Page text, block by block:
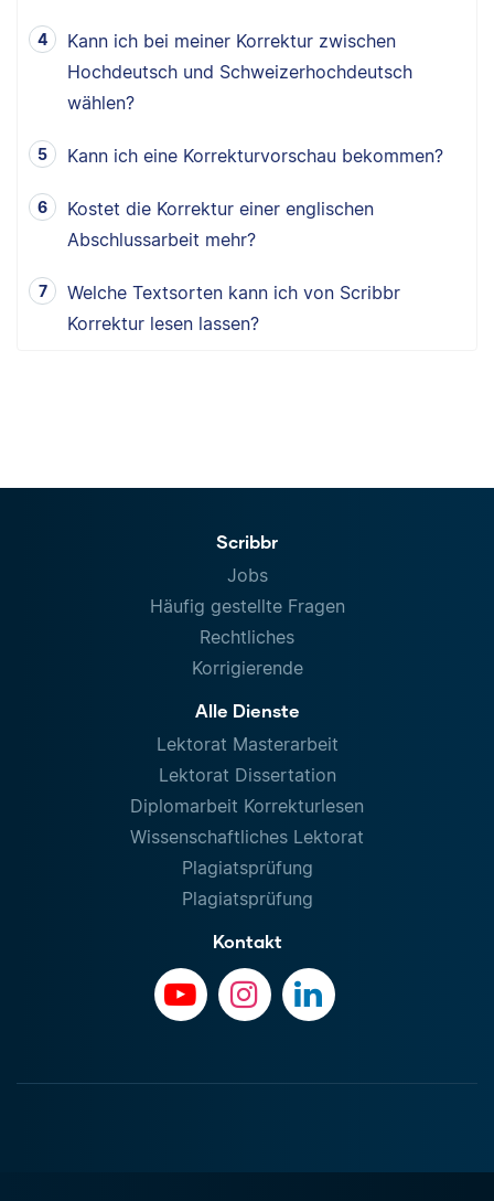
Kann ich bei meiner Korrektur zwischen
Hochdeutsch und Schweizerhochdeutsch
wählen?
Kann ich eine Korrekturvorschau bekommen?
Kostet die Korrektur einer englischen
Abschlussarbeit mehr?
Welche Textsorten kann ich von Scribbr
Korrektur lesen lassen?
Scribbr
Jobs
Häufig gestellte Fragen
Rechtliches
Korrigierende
Alle Dienste
Lektorat Masterarbeit
Lektorat Dissertation
Diplomarbeit Korrekturlesen
Wissenschaftliches Lektorat
Plagiatsprüfung
Plagiatsprüfung
Kontakt